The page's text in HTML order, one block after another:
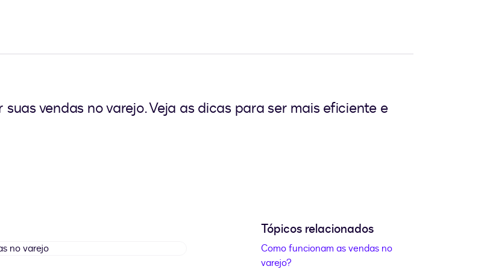
vendas no varejo. Veja as dicas para ser mais eficiente e
Tópicos relacionados
Como funcionam as vendas no
varejo?